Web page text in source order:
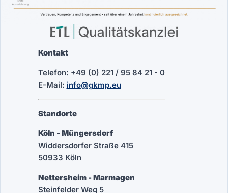
Kontakt
Telefon: +49 (0) 221 / 95 84 21 - 0
E-Mail: info@gkmp.eu
Standorte
Köln - Müngersdorf
Widdersdorfer Straße 415
50933 Köln
Nettersheim - Marmagen
Steinfelder Weg 5